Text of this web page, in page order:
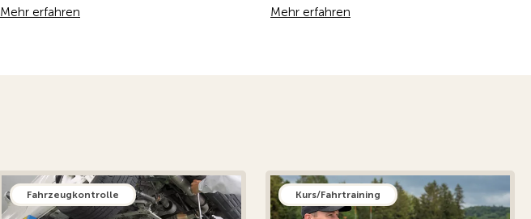
Mehr erfahren
Mehr erfahren
Fahrzeugkontrolle Kurs/Fahrtraining